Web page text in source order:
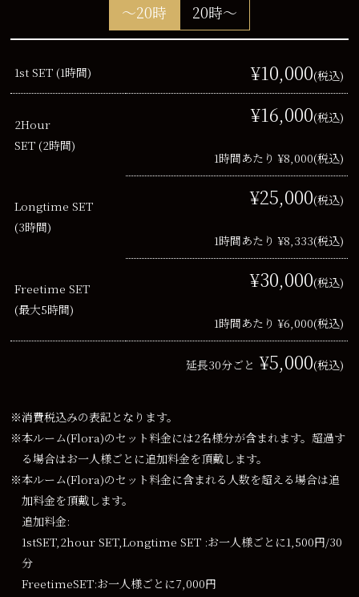
～20時 20時～
1st SET (1時間) ¥10,000(税込)
2Hour
SET (2時間)
¥16,000(税込)
1時間あたり ¥8,000(税込)
Longtime SET
(3時間)
¥25,000(税込)
1時間あたり ¥8,333(税込)
Freetime SET
(最大5時間)
¥30,000(税込)
1時間あたり ¥6,000(税込)
延長30分ごと ¥5,000(税込)
※消費税込みの表記となります。
※本ルーム(Flora)のセット料金には2名様分が含まれます。超過す
る場合はお一人様ごとに追加料金を頂戴します。
※本ルーム(Flora)のセット料金に含まれる人数を超える場合は追
加料金を頂戴します。
追加料金:
1stSET,2hour SET,Longtime SET :お一人様ごとに1,500円/30
分
FreetimeSET:お一人様ごとに7,000円